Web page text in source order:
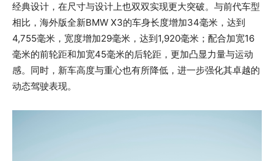
经典设计，在尺寸与设计上也双双实现更大突破。与前代车型
相比，海外版全新BMW X3的车身长度增加34毫米，达到
4,755毫米，宽度增加29毫米，达到1,920毫米；配合加宽16
毫米的前轮距和加宽45毫米的后轮距，更加凸显力量与运动
感。同时，新车高度与重心也有所降低，进一步强化其卓越的
动态驾驶表现。